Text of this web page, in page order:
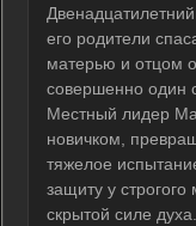
его родители
матерью и отцом
совершенно один
Местный лидер
новичком,
тяжелое
защиту у строгого
скрытой силе